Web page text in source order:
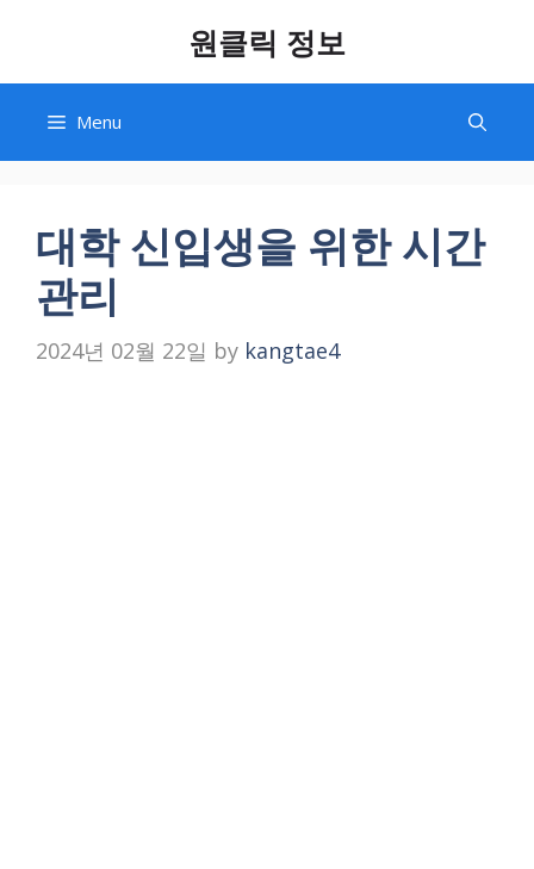
content
원클릭 정보
Menu
대학 신입생을 위한 시간
관리
2024년 02월 22일 by kangtae4